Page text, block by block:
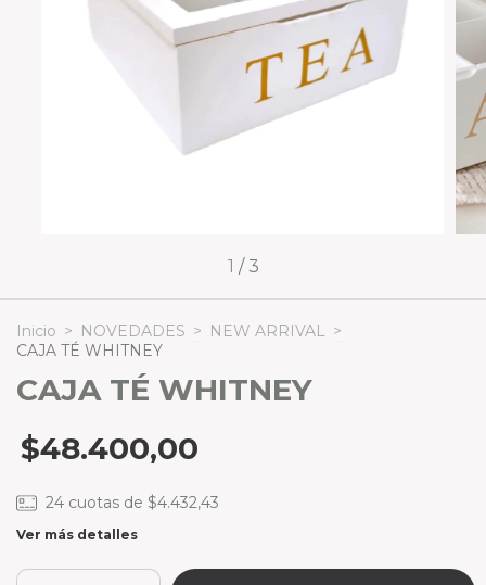
1 / 3
Inicio > NOVEDADES > NEW ARRIVAL >
CAJA TÉ WHITNEY
CAJA TÉ WHITNEY
$48.400,00
24 cuotas de $4.432,43
Ver más detalles